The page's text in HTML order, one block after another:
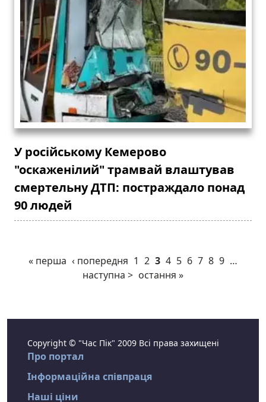
У російському Кемерово
"оскаженілий" трамвай влаштував
смертельну ДТП: постраждало понад
90 людей
« перша ‹ попередня 1 2 3 4 5 6 7 8 9 …
наступна > остання »
Copyright © "Час Пік" 2009 Всі права захищені
Про портал
Інформаційна співпраця
Наші ціни